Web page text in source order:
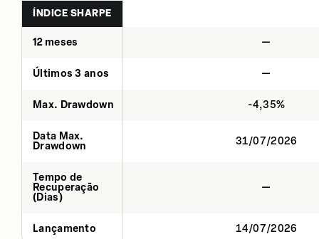
ÍNDICE SHARPE
12 meses —
Últimos 3 anos —
Max. Drawdown -4,35%
Data Max.
Drawdown
31/07/2026
Tempo de
Recuperação
(Dias)
—
Lançamento 14/07/2026